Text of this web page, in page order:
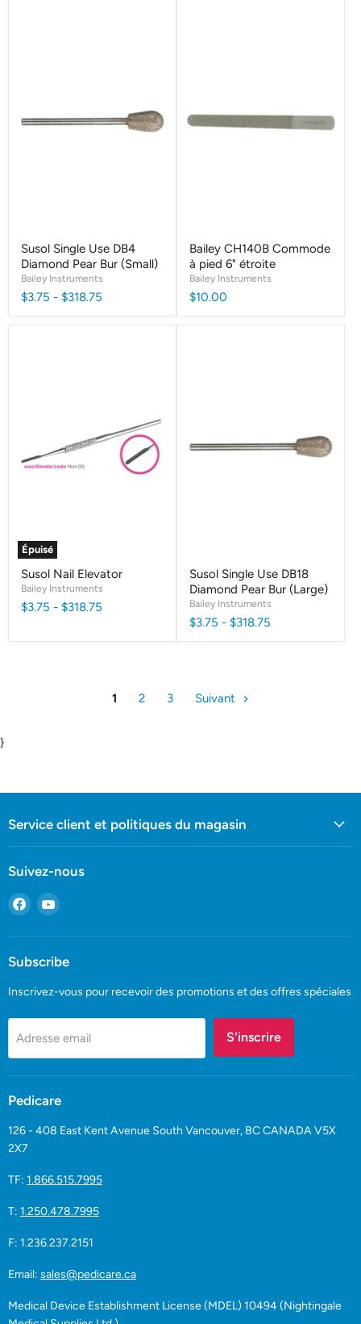
Susol Single Use DB4
Diamond Pear Bur (Small)
Bailey Instruments
$3.75 - $318.75
Bailey CH140B Commode
à pied 6" étroite
Bailey Instruments
$10.00
Épuisé
Susol Nail Elevator
Bailey Instruments
$3.75 - $318.75
Susol Single Use DB18
Diamond Pear Bur (Large)
Bailey Instruments
$3.75 - $318.75
1 2 3 Suivant
}
Service client et politiques du magasin
Suivez-nous
Trouvez-
nous
sur
Facebook
Trouvez-
sur
Subscribe
Inscrivez-vous pour recevoir des promotions et des offres spéciales
Adresse email S'inscrire
Pedicare
126 - 408 East Kent Avenue South Vancouver, BC CANADA V5X
2X7
TF: 1.866.515.7995
T: 1.250.478.7995
F: 1.236.237.2151
Email: sales@pedicare.ca
Medical Device Establishment License (MDEL) 10494 (Nightingale